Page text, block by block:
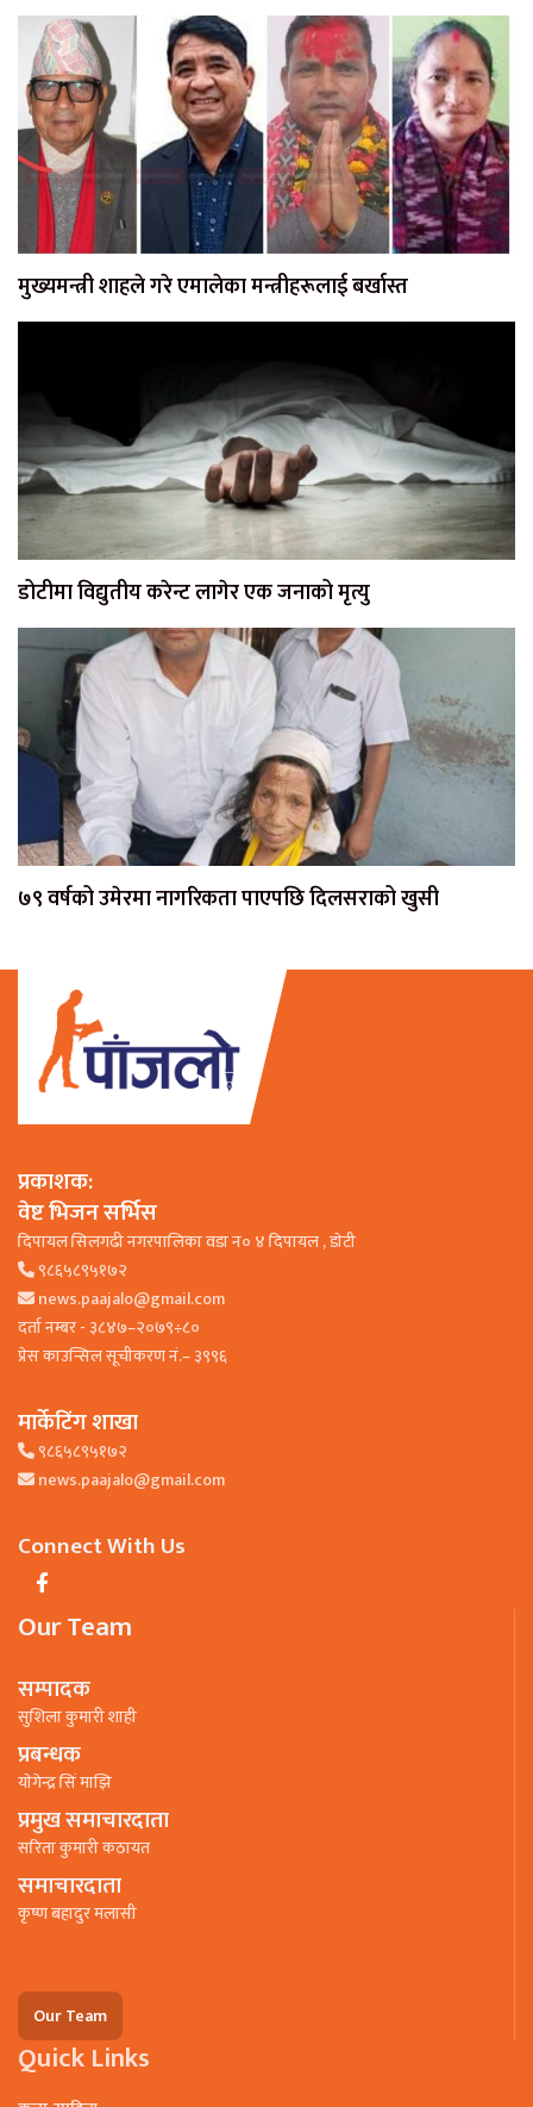
मुख्यमन्त्री शाहले गरे एमालेका मन्त्रीहरूलाई बर्खास्त
डोटीमा विद्युतीय करेन्ट लागेर एक जनाको मृत्यु
७९ वर्षको उमेरमा नागरिकता पाएपछि दिलसराको खुसी
प्रकाशक:
वेष्ट भिजन सर्भिस
दिपायल सिलगढी नगरपालिका वडा न० ४ दिपायल , डाेटी
९८६५८९५१७२
news.paajalo@gmail.com
दर्ता नम्बर - ३८४७–२०७९÷८०
प्रेस काउन्सिल सूचीकरण नं.– ३९९६
मार्केटिंग शाखा
९८६५८९५१७२
news.paajalo@gmail.com
Connect With Us
Our Team
सम्पादक
सुशिला कुमारी शाही
प्रबन्धक
याेगेन्द्र सिं माझि
प्रमुख समाचारदाता
सरिता कुमारी कठायत
समाचारदाता
कृष्ण बहादुर मलासी
Our Team
Quick Links